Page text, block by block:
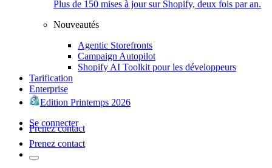
Plus de 150 mises à jour sur Shopify, deux fois par an.
Nouveautés
Agentic Storefronts
Campaign Autopilot
Shopify AI Toolkit pour les développeurs
Tarification
Enterprise
Edition Printemps 2026
Se connecter
Prenez contact
Prenez contact